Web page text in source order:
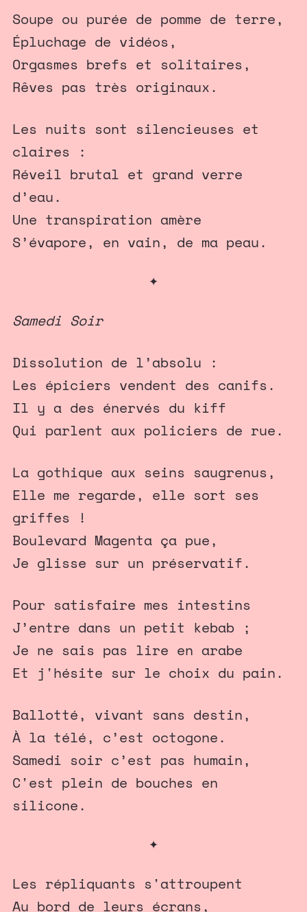
Soupe ou purée de pomme de terre,
Épluchage de vidéos,
Orgasmes brefs et solitaires,
Rêves pas très originaux.
Les nuits sont silencieuses et
claires :
Réveil brutal et grand verre
d’eau.
Une transpiration amère
S’évapore, en vain, de ma peau.
✦
Samedi Soir
Dissolution de l’absolu :
Les épiciers vendent des canifs.
Il y a des énervés du kiff
Qui parlent aux policiers de rue.
La gothique aux seins saugrenus,
Elle me regarde, elle sort ses
griffes !
Boulevard Magenta ça pue,
Je glisse sur un préservatif.
Pour satisfaire mes intestins
J’entre dans un petit kebab ;
Je ne sais pas lire en arabe
Et j'hésite sur le choix du pain.
Ballotté, vivant sans destin,
À la télé, c’est octogone.
Samedi soir c’est pas humain,
C'est plein de bouches en
silicone.
✦
Les répliquants s'attroupent
Au bord de leurs écrans,